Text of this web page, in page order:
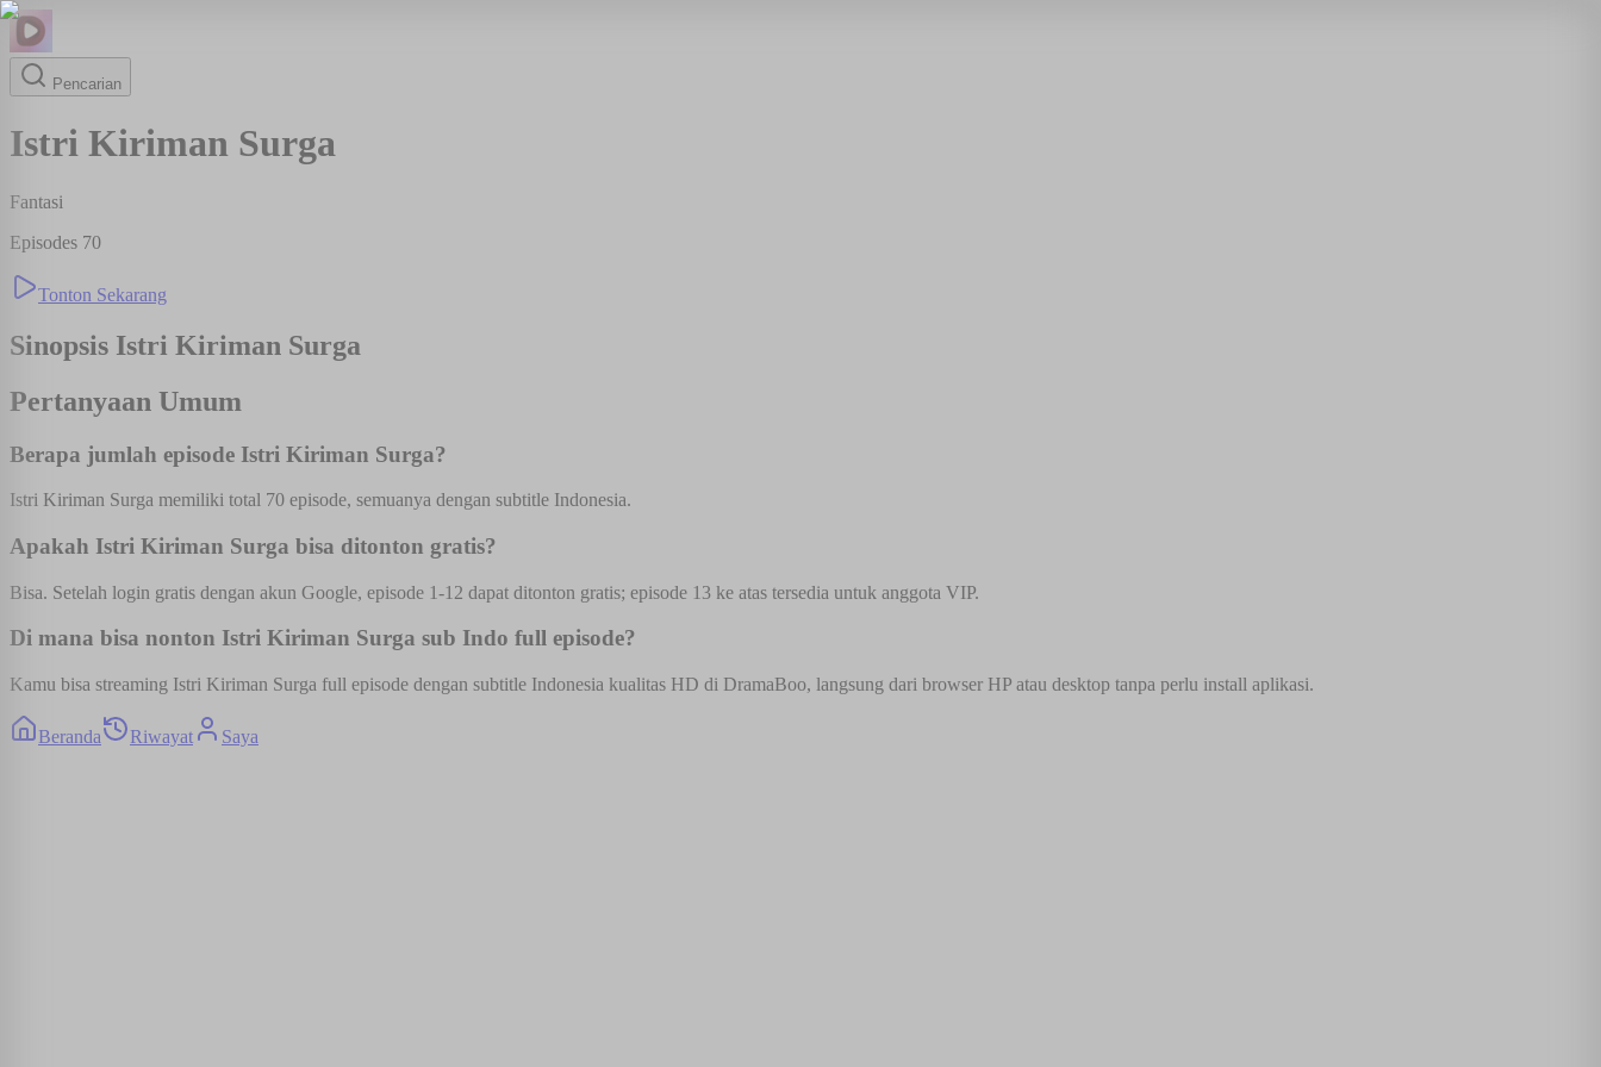
Pencarian
Istri Kiriman Surga
Fantasi
Episodes 70
Tonton Sekarang
Sinopsis Istri Kiriman Surga
Pertanyaan Umum
Berapa jumlah episode Istri Kiriman Surga?
Istri Kiriman Surga memiliki total 70 episode, semuanya dengan subtitle Indonesia.
Apakah Istri Kiriman Surga bisa ditonton gratis?
Bisa. Setelah login gratis dengan akun Google, episode 1-12 dapat ditonton gratis; episode 13 ke atas tersedia untuk anggota VIP.
Di mana bisa nonton Istri Kiriman Surga sub Indo full episode?
Kamu bisa streaming Istri Kiriman Surga full episode dengan subtitle Indonesia kualitas HD di DramaBoo, langsung dari browser HP atau desktop tanpa perlu install aplikasi.
Beranda Riwayat Saya